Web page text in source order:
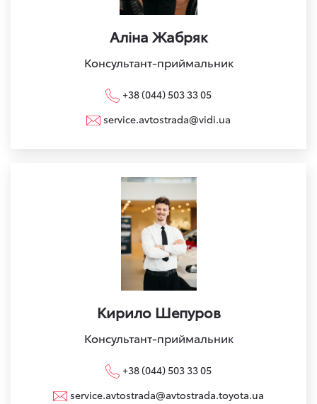
Аліна Жабряк
Консультант-приймальник
+38 (044) 503 33 05
service.avtostrada@vidi.ua
Кирило Шепуров
Консультант-приймальник
+38 (044) 503 33 05
service.avtostrada@avtostrada.toyota.ua